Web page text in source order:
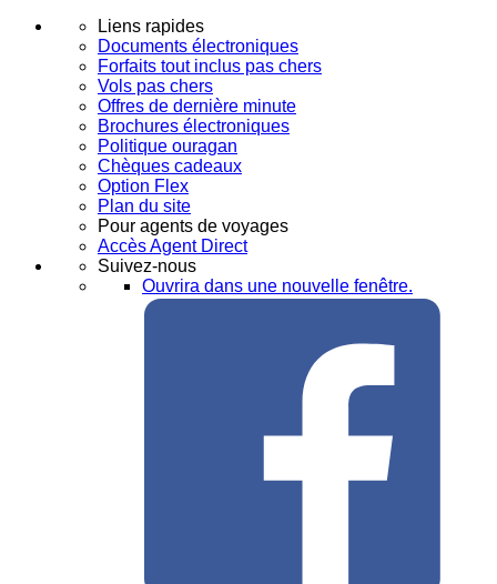
Liens rapides
Documents électroniques
Forfaits tout inclus pas chers
Vols pas chers
Offres de dernière minute
Brochures électroniques
Politique ouragan
Chèques cadeaux
Option Flex
Plan du site
Pour agents de voyages
Accès Agent Direct
Suivez-nous
Ouvrira dans une nouvelle fenêtre.